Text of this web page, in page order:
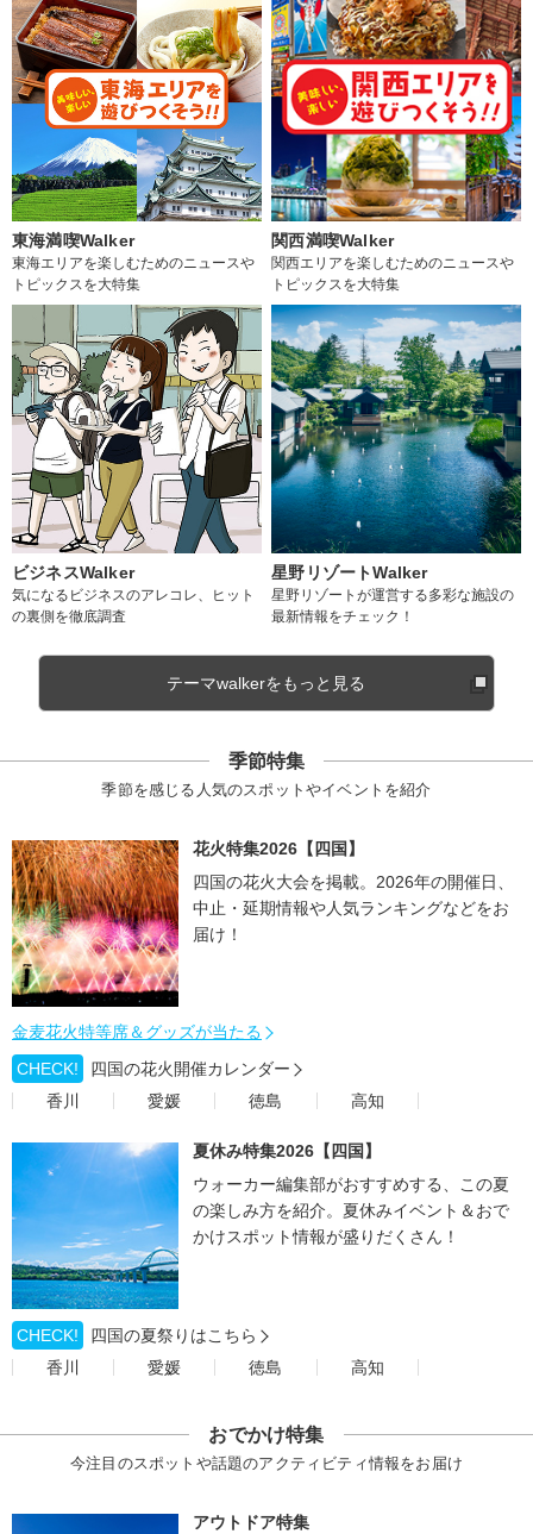
東海満喫Walker
東海エリアを楽しむためのニュースや
トピックスを大特集
関西満喫Walker
関西エリアを楽しむためのニュースや
トピックスを大特集
ビジネスWalker
気になるビジネスのアレコレ、ヒット
の裏側を徹底調査
星野リゾートWalker
星野リゾートが運営する多彩な施設の
最新情報をチェック！
テーマwalkerをもっと見る
季節特集
季節を感じる人気のスポットやイベントを紹介
花火特集2026【四国】
四国の花火大会を掲載。2026年の開催日、
中止・延期情報や人気ランキングなどをお
届け！
金麦花火特等席＆グッズが当たる
CHECK!
四国の花火開催カレンダー
香川
愛媛 徳島 高知
夏休み特集2026【四国】
ウォーカー編集部がおすすめする、この夏
の楽しみ方を紹介。夏休みイベント＆おで
かけスポット情報が盛りだくさん！
CHECK!
四国の夏祭りはこちら
香川
愛媛 徳島 高知
おでかけ特集
今注目のスポットや話題のアクティビティ情報をお届け
アウトドア特集